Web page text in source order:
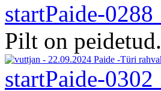
startPaide-0288
Pilt on peidetud.
startPaide-0302